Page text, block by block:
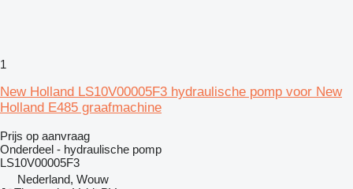
1
New Holland LS10V00005F3 hydraulische pomp voor New
Holland E485 graafmachine
Prijs op aanvraag
Onderdeel - hydraulische pomp
LS10V00005F3
Nederland, Wouw